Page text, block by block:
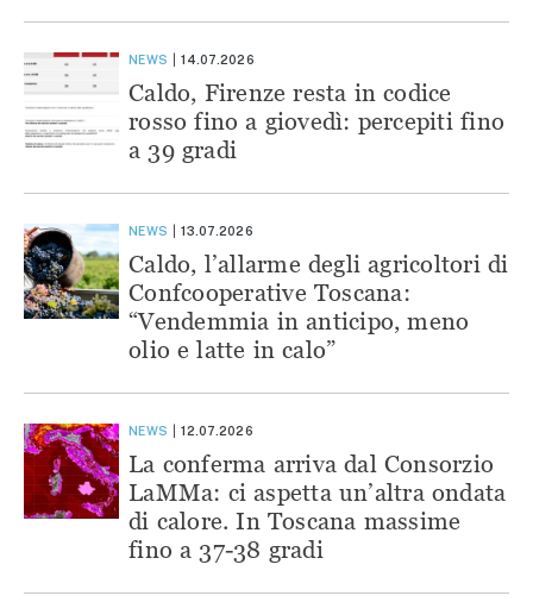
NEWS 14.07.2026
Caldo, Firenze resta in codice
rosso fino a giovedì: percepiti fino
a 39 gradi
NEWS 13.07.2026
Caldo, l’allarme degli agricoltori di
Confcooperative Toscana:
“Vendemmia in anticipo, meno
olio e latte in calo”
NEWS 12.07.2026
La conferma arriva dal Consorzio
LaMMa: ci aspetta un’altra ondata
di calore. In Toscana massime
fino a 37-38 gradi